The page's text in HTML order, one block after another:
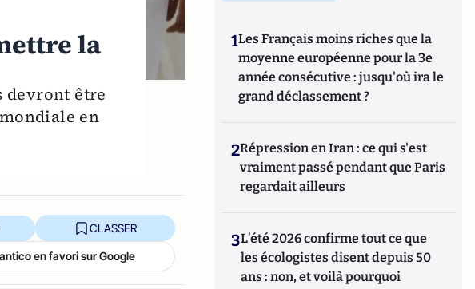
la
devront être
en
CLASSER
en favori sur Google
1Les Français moins riches que la
moyenne européenne pour la 3e
année consécutive : jusqu'où ira le
grand déclassement ?
2Répression en Iran : ce qui s'est
vraiment passé pendant que Paris
regardait ailleurs
3L’été 2026 confirme tout ce que
les écologistes disent depuis 50
ans : non, et voilà pourquoi